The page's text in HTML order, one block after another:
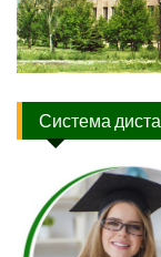
Система